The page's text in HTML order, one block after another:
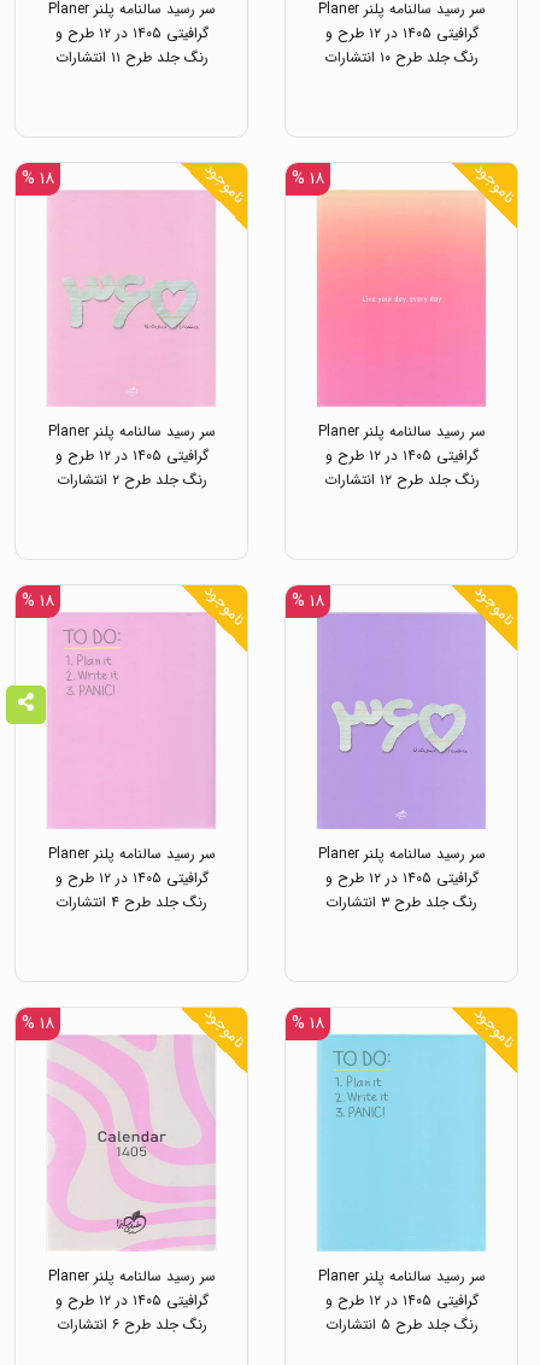
سر رسید سالنامه پلنر Planer
گرافیتی ۱۴۰۵ در ۱۲ طرح و
رنگ جلد طرح ۱۰ انتشارات
سر رسید سالنامه پلنر Planer
گرافیتی ۱۴۰۵ در ۱۲ طرح و
رنگ جلد طرح ۱۱ انتشارات
ناموجود ۱۸ %
سر رسید سالنامه پلنر Planer
گرافیتی ۱۴۰۵ در ۱۲ طرح و
رنگ جلد طرح ۱۲ انتشارات
ناموجود ۱۸ %
سر رسید سالنامه پلنر Planer
گرافیتی ۱۴۰۵ در ۱۲ طرح و
رنگ جلد طرح ۲ انتشارات
ناموجود ۱۸ %
سر رسید سالنامه پلنر Planer
گرافیتی ۱۴۰۵ در ۱۲ طرح و
رنگ جلد طرح ۳ انتشارات
ناموجود ۱۸ %
سر رسید سالنامه پلنر Planer
گرافیتی ۱۴۰۵ در ۱۲ طرح و
رنگ جلد طرح ۴ انتشارات
ناموجود ۱۸ %
سر رسید سالنامه پلنر Planer
گرافیتی ۱۴۰۵ در ۱۲ طرح و
رنگ جلد طرح ۵ انتشارات
ناموجود ۱۸ %
سر رسید سالنامه پلنر Planer
گرافیتی ۱۴۰۵ در ۱۲ طرح و
رنگ جلد طرح ۶ انتشارات